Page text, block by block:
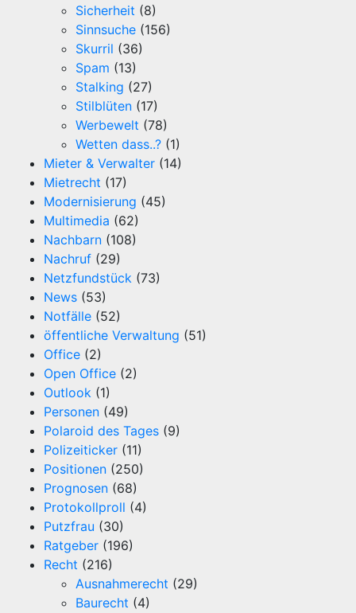
Sicherheit (8)
Sinnsuche (156)
Skurril (36)
Spam (13)
Stalking (27)
Stilblüten (17)
Werbewelt (78)
Wetten dass..? (1)
Mieter & Verwalter (14)
Mietrecht (17)
Modernisierung (45)
Multimedia (62)
Nachbarn (108)
Nachruf (29)
Netzfundstück (73)
News (53)
Notfälle (52)
öffentliche Verwaltung (51)
Office (2)
Open Office (2)
Outlook (1)
Personen (49)
Polaroid des Tages (9)
Polizeiticker (11)
Positionen (250)
Prognosen (68)
Protokollproll (4)
Putzfrau (30)
Ratgeber (196)
Recht (216)
Ausnahmerecht (29)
Baurecht (4)